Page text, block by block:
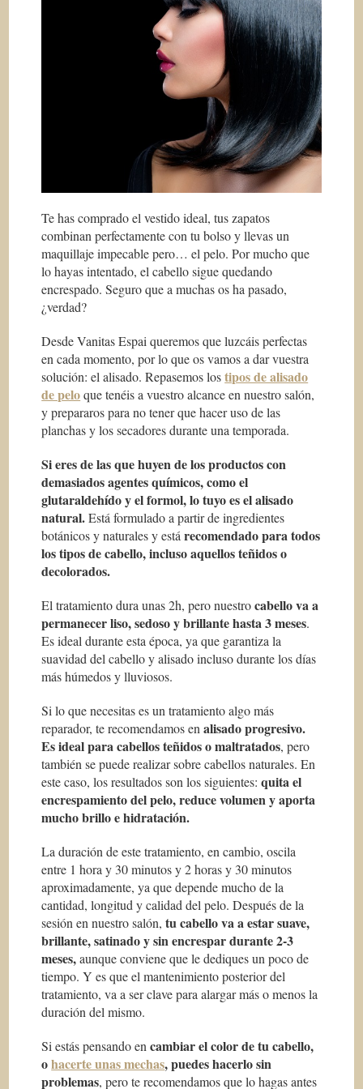
Te has comprado el vestido ideal, tus zapatos
combinan perfectamente con tu bolso y llevas un
maquillaje impecable pero… el pelo. Por mucho que
lo hayas intentado, el cabello sigue quedando
encrespado. Seguro que a muchas os ha pasado,
¿verdad?
Desde Vanitas Espai queremos que luzcáis perfectas
en cada momento, por lo que os vamos a dar vuestra
solución: el alisado. Repasemos lostipos de alisado
de peloque tenéis a vuestro alcance en nuestro salón,
y prepararos para no tener que hacer uso de las
planchas y los secadores durante una temporada.
Si eres de las que huyen de los productos con
demasiados agentes químicos, como el
glutaraldehído y el formol, lo tuyo es el alisado
natural.Está formulado a partir de ingredientes
botánicos y naturales y estárecomendado para todos
los tipos de cabello, incluso aquellos teñidos o
decolorados.
El tratamiento dura unas 2h, pero nuestrocabello va a
permanecer liso, sedoso y brillante hasta 3 meses.
Es ideal durante esta época, ya que garantiza la
suavidad del cabello y alisado incluso durante los días
más húmedos y lluviosos.
Si lo que necesitas es un tratamiento algo más
reparador, te recomendamos enalisado progresivo.
Es ideal para cabellos teñidos o maltratados, pero
también se puede realizar sobre cabellos naturales. En
este caso, los resultados son los siguientes:quita el
encrespamiento del pelo, reduce volumen y aporta
mucho brillo e hidratación.
La duración de este tratamiento, en cambio, oscila
entre 1 hora y 30 minutos y 2 horas y 30 minutos
aproximadamente, ya que depende mucho de la
cantidad, longitud y calidad del pelo. Después de la
sesión en nuestro salón,tu cabello va a estar suave,
brillante, satinado y sin encrespar durante 2-3
meses,aunque conviene que le dediques un poco de
tiempo. Y es que el mantenimiento posterior del
tratamiento, va a ser clave para alargar más o menos la
duración del mismo.
Si estás pensando encambiar el color de tu cabello,
ohacerte unas mechas, puedes hacerlo sin
problemas, pero te recomendamos que lo hagas antes